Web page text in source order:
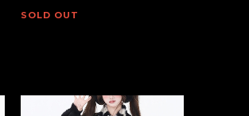
SOLD OUT